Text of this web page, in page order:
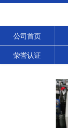
公司首页
荣誉认证